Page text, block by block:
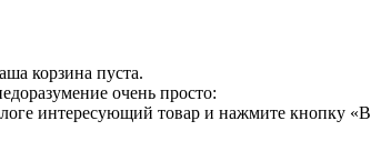
корзина пуста.
очень просто:
интересующий товар и нажмите кнопку «В